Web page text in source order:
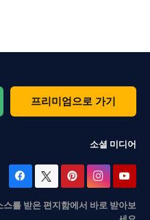
프리미엄으로 가기
소셜 미디어
스를 받은 편지함에서 바로 받아보